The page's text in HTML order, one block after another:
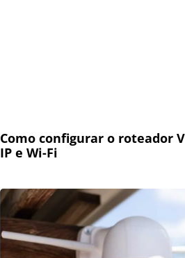
Como configurar o roteador
IP e Wi-Fi